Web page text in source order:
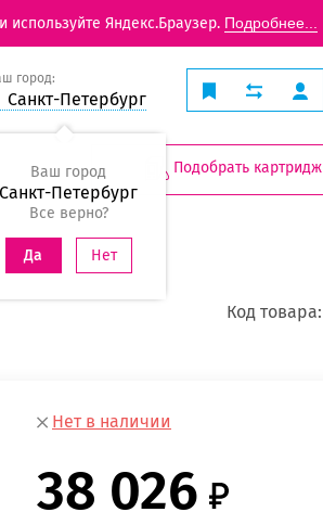
Яндекс.Браузер. Подробнее...
город:
Санкт-Петербург
Ваш город
Санкт-Петербург
Все верно?
Да Нет
Подобрать картридж
Код товара:
Нет в наличии
38 026